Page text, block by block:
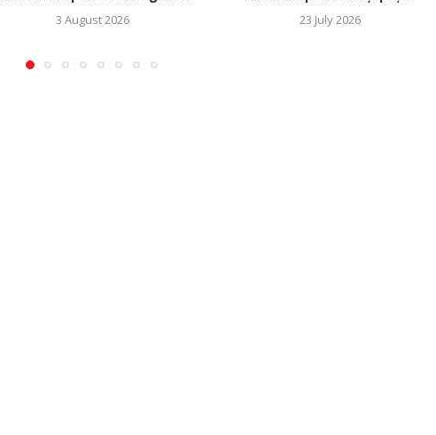
3 August 2026 23 July 2026